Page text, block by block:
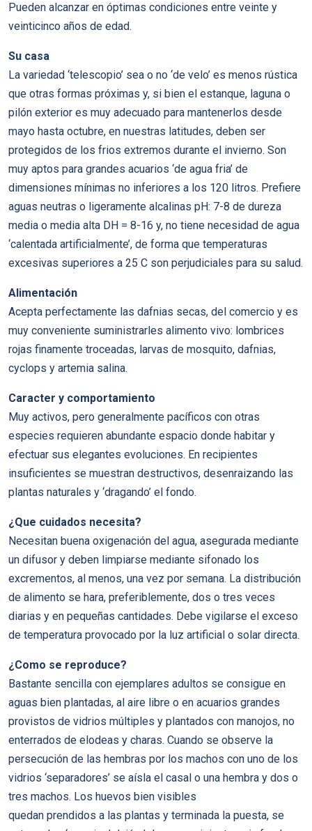
Pueden alcanzar en óptimas condiciones entre veinte y
veinticinco años de edad.
Su casa
La variedad ‘telescopio’ sea o no ‘de velo’ es menos rústica
que otras formas próximas y, si bien el estanque, laguna o
pilón exterior es muy adecuado para mantenerlos desde
mayo hasta octubre, en nuestras latitudes, deben ser
protegidos de los frios extremos durante el invierno. Son
muy aptos para grandes acuarios ‘de agua fria’ de
dimensiones mínimas no inferiores a los 120 litros. Prefiere
aguas neutras o ligeramente alcalinas pH: 7-8 de dureza
media o media alta DH = 8-16 y, no tiene necesidad de agua
‘calentada artificialmente’, de forma que temperaturas
excesivas superiores a 25 C son perjudiciales para su salud.
Alimentación
Acepta perfectamente las dafnias secas, del comercio y es
muy conveniente suministrarles alimento vivo: lombrices
rojas finamente troceadas, larvas de mosquito, dafnias,
cyclops y artemia salina.
Caracter y comportamiento
Muy activos, pero generalmente pacíficos con otras
especies requieren abundante espacio donde habitar y
efectuar sus elegantes evoluciones. En recipientes
insuficientes se muestran destructivos, desenraizando las
plantas naturales y ‘dragando’ el fondo.
¿Que cuidados necesita?
Necesitan buena oxigenación del agua, asegurada mediante
un difusor y deben limpiarse mediante sifonado los
excrementos, al menos, una vez por semana. La distribución
de alimento se hara, preferiblemente, dos o tres veces
diarias y en pequeñas cantidades. Debe vigilarse el exceso
de temperatura provocado por la luz artificial o solar directa.
¿Como se reproduce?
Bastante sencilla con ejemplares adultos se consigue en
aguas bien plantadas, al aire libre o en acuarios grandes
provistos de vidrios múltiples y plantados con manojos, no
enterrados de elodeas y charas. Cuando se observe la
persecución de las hembras por los machos con uno de los
vidrios ‘separadores’ se aísla el casal o una hembra y dos o
tres machos. Los huevos bien visibles
quedan prendidos a las plantas y terminada la puesta, se